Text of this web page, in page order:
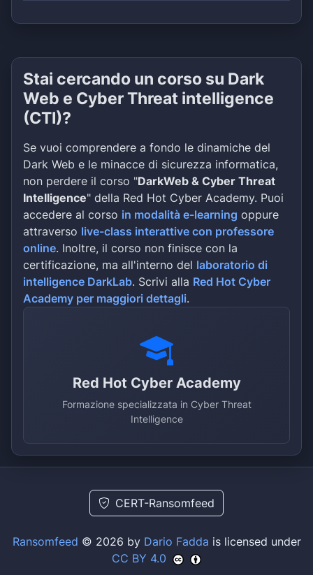
Stai cercando un corso su Dark
Web e Cyber Threat intelligence
(CTI)?
Se vuoi comprendere a fondo le dinamiche del
Dark Web e le minacce di sicurezza informatica,
non perdere il corso "DarkWeb & Cyber Threat
Intelligence" della Red Hot Cyber Academy. Puoi
accedere al corso in modalità e-learning oppure
attraverso live-class interattive con professore
online. Inoltre, il corso non finisce con la
certificazione, ma all'interno del laboratorio di
intelligence DarkLab. Scrivi alla Red Hot Cyber
Academy per maggiori dettagli.
Red Hot Cyber Academy
Formazione specializzata in Cyber Threat
Intelligence
CERT-Ransomfeed
Ransomfeed © 2026 by Dario Fadda is licensed under
CC BY 4.0